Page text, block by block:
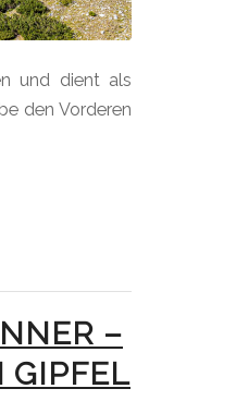
und dient als
den Vorderen
–
GIPFEL